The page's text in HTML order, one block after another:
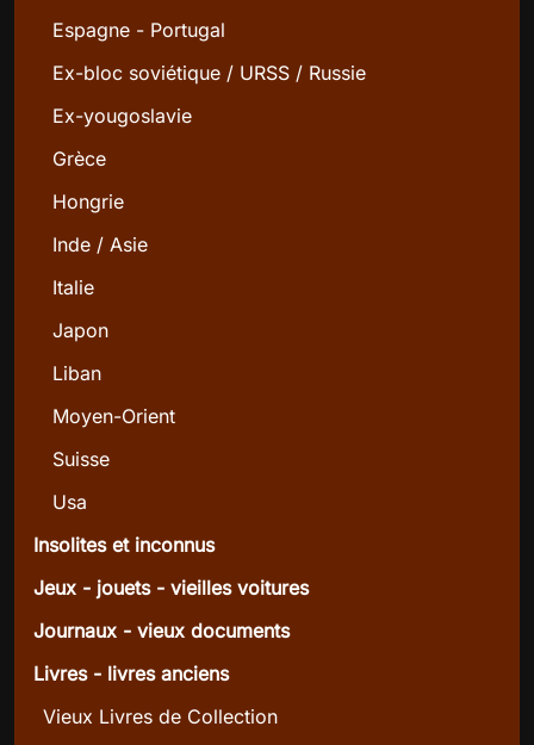
Espagne - Portugal
Ex-bloc soviétique / URSS / Russie
Ex-yougoslavie
Grèce
Hongrie
Inde / Asie
Italie
Japon
Liban
Moyen-Orient
Suisse
Usa
Insolites et inconnus
Jeux - jouets - vieilles voitures
Journaux - vieux documents
Livres - livres anciens
Vieux Livres de Collection